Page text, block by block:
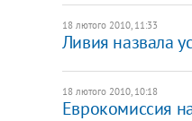
18 лютого 2010, 11:33
Ливия назвала
18 лютого 2010, 10:18
Еврокомиссия